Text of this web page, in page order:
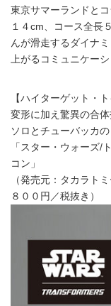
東京サマーランドと
１４cm、コース全長
んが滑走するダイナ
上がるコミュニケー
【ハイターゲット・
変形に加え驚異の合
ソロとチューバッカ
「スター・ウォーズ/
コン」
（発売元：タカラト
８００円／税抜き）